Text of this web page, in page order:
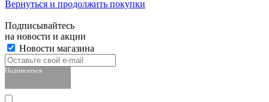
Вернуться и продолжить покупки
Подписывайтесь
на новости и акции
Новости магазина
Подписаться